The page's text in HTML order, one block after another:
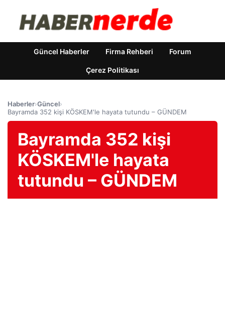
Güncel Haberler Firma Rehberi Forum
Çerez Politikası
Haberler›Güncel›
Bayramda 352 kişi KÖSKEM'le hayata tutundu – GÜNDEM
Bayramda 352 kişi
KÖSKEM'le hayata
tutundu – GÜNDEM